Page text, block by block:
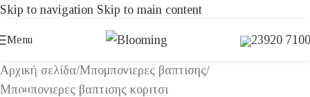
Skip to navigation Skip to main content
Menu 23920
Αρχική σελίδα/Μπομπονιερες βαπτισης/
Μπομπονιερες βαπτισης κοριτσι